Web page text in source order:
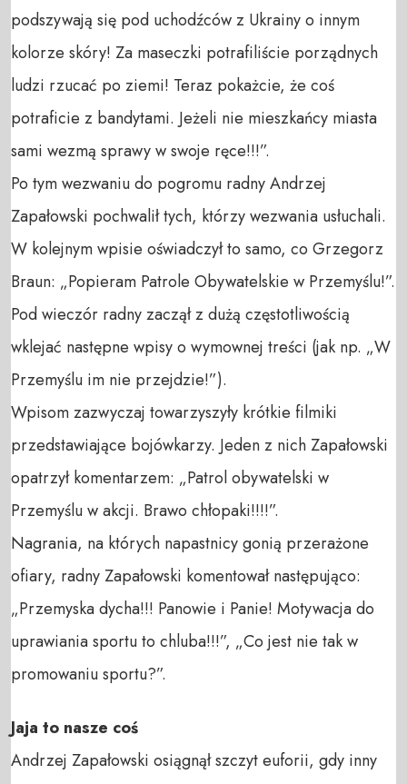
podszywają się pod uchodźców z Ukrainy o innym
kolorze skóry! Za maseczki potrafiliście porządnych
ludzi rzucać po ziemi! Teraz pokażcie, że coś
potraficie z bandytami. Jeżeli nie mieszkańcy miasta
sami wezmą sprawy w swoje ręce!!!”.
Po tym wezwaniu do pogromu radny Andrzej
Zapałowski pochwalił tych, którzy wezwania usłuchali.
W kolejnym wpisie oświadczył to samo, co Grzegorz
Braun: „Popieram Patrole Obywatelskie w Przemyślu!”.
Pod wieczór radny zaczął z dużą częstotliwością
wklejać następne wpisy o wymownej treści (jak np. „W
Przemyślu im nie przejdzie!”).
Wpisom zazwyczaj towarzyszyły krótkie filmiki
przedstawiające bojówkarzy. Jeden z nich Zapałowski
opatrzył komentarzem: „Patrol obywatelski w
Przemyślu w akcji. Brawo chłopaki!!!!”.
Nagrania, na których napastnicy gonią przerażone
ofiary, radny Zapałowski komentował następująco:
„Przemyska dycha!!! Panowie i Panie! Motywacja do
uprawiania sportu to chluba!!!”, „Co jest nie tak w
promowaniu sportu?”.
Jaja to nasze coś
Andrzej Zapałowski osiągnął szczyt euforii, gdy inny